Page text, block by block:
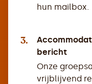
hun mailbox.
3.
bericht
Onze
vrijblijvend